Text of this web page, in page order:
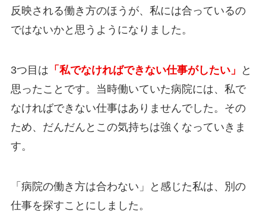
反映される働き方のほうが、私には合っているの
ではないかと思うようになりました。
3つ目は 「私でなければできない仕事がしたい」
と
思ったことです。当時働いていた病院には、私で
なければできない仕事はありませんでした。その
ため、だんだんとこの気持ちは強くなっていきま
す。
「病院の働き方は合わない」と感じた私は、別の
仕事を探すことにしました。